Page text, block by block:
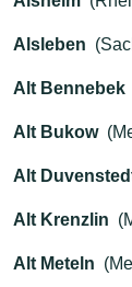
Alsleben
Alt Bennebek
Alt Bukow
Alt
Alt Krenzlin
Alt Meteln